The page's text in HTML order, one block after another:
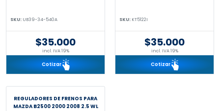
SKU: UB39-34-540A
$35.000
incl. IVA 19%
Cotizar
SKU: KT5122I
$35.000
incl. IVA 19%
Cotizar
REGULADORES DE FRENOS PARA
MAZDA B2500 2000 2008 2.5 WL